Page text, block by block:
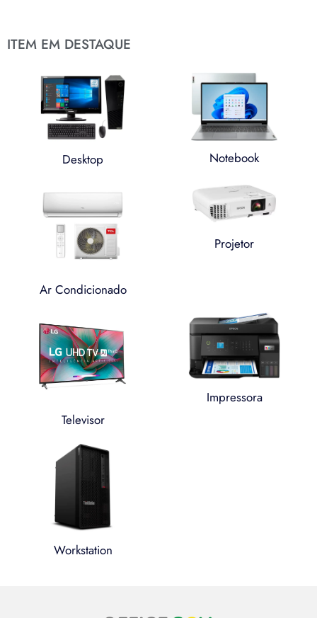
ITEM EM DESTAQUE
Desktop Notebook
Ar Condicionado
Projetor
Televisor
Impressora
Workstation